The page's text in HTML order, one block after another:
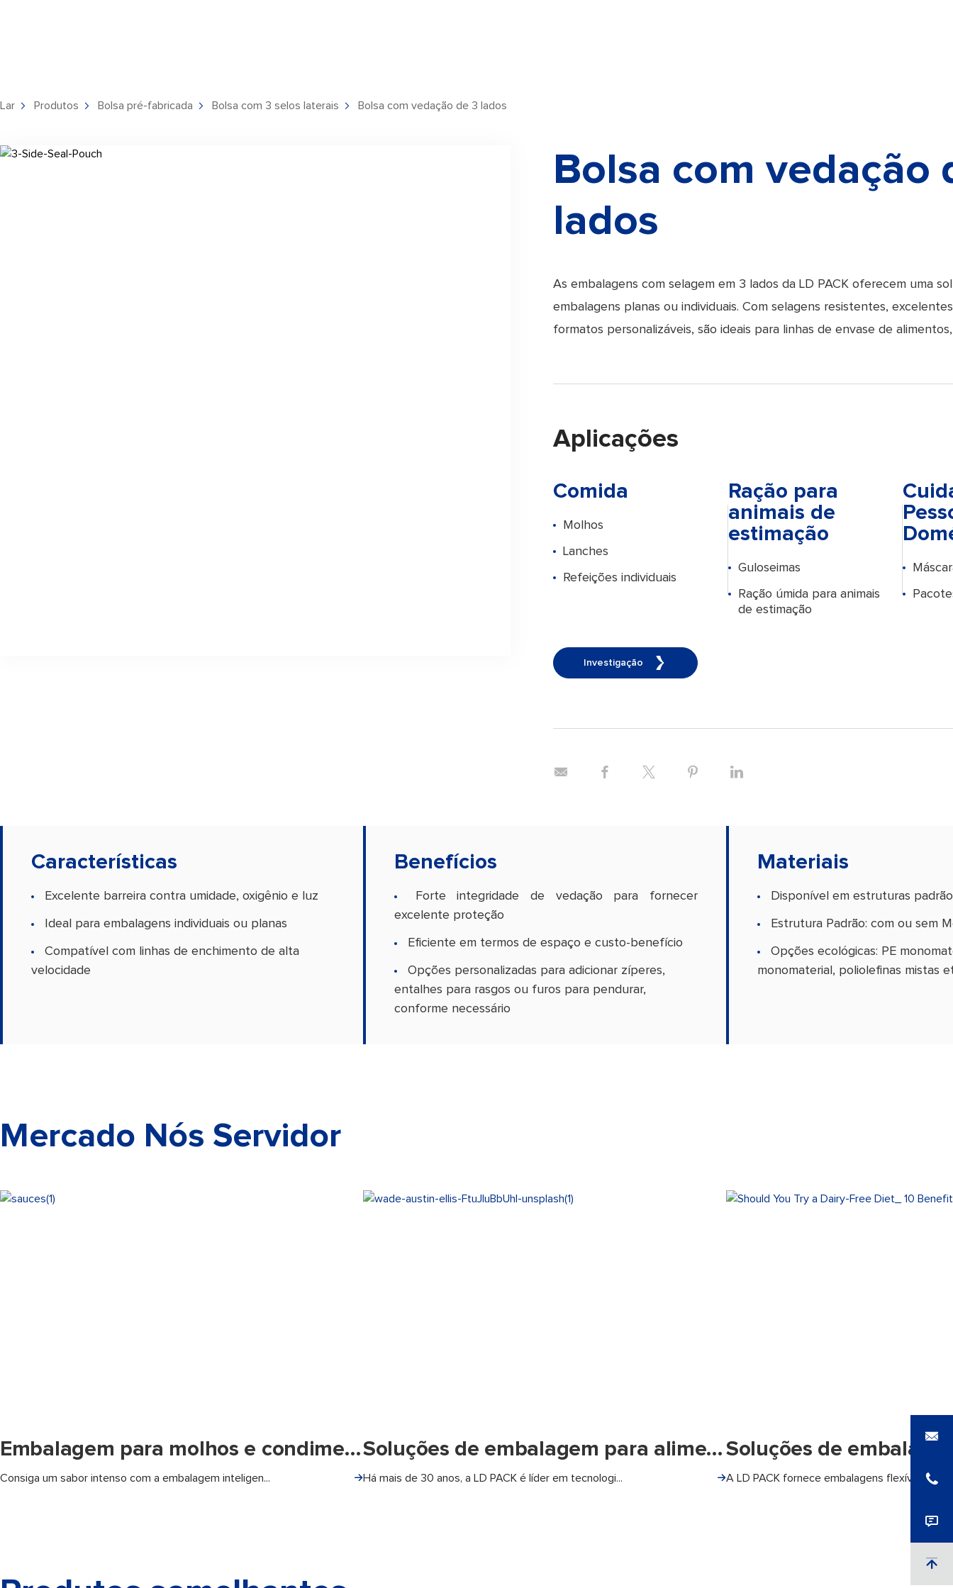
Lar Produtos Bolsa pré-fabricada Bolsa com 3 selos laterais Bolsa com vedação de 3 lados
Bolsa com vedação
lados
As embalagens com selagem em 3 lados da LD PACK oferecem uma
embalagens planas ou individuais. Com selagens resistentes,
formatos personalizáveis, são ideais para linhas de envase de
Aplicações
Comida
Molhos
Lanches
Refeições individuais
Ração para
animais de
estimação
Guloseimas
Ração úmida para animais
de estimação
Investigação
Características
Excelente barreira contra umidade, oxigênio e luz
Ideal para embalagens individuais ou planas
Compatível com linhas de enchimento de alta
velocidade
Benefícios
Forte integridade de vedação para fornecer
excelente proteção
Eficiente em termos de espaço e custo-benefício
Opções personalizadas para adicionar zíperes,
entalhes para rasgos ou furos para pendurar,
conforme necessário
Materiais
Disponível em estruturas
Estrutura Padrão: com ou sem
Opções ecológicas: PE
monomaterial, poliolefinas mistas
Mercado Nós Servidor
Embalagem para molhos e condimentos
Consiga um sabor intenso com a embalagem inteligen...
Soluções de embalagem para alimentos para animais de estimação
Há mais de 30 anos, a LD PACK é líder em tecnologi... A LD PACK fornece embalagens flexíveis de